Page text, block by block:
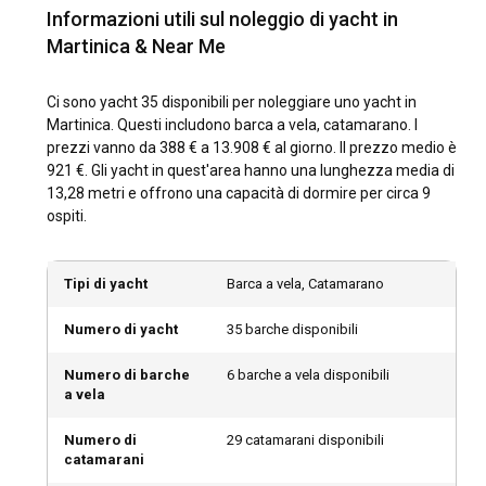
Quali sono le destinazioni e i percorsi popolari per
il noleggio di yacht in Martinica?
Caraibi, offrendo una miriade di luoghi pittoreschi. I percorsi
popolari per il noleggio di yacht in Martinica spesso partono
da Le Marin, navigando verso sud della Martinica con
fermate in luoghi tranquilli come Anse Dufour e il magnifico
Cap Chevalier. Un altro grande percorso ti porta a nord verso
i pittoreschi Les Trois Ilets e la spiaggia di Pointe du Bout.
sperimentare alcuni dei segreti meglio custoditi dei Caraibi.
in Martinica?
Il periodo migliore per noleggiare uno yacht in Martinica è tra
dicembre e aprile, quando l'isola gode di un clima tropicale
perfetto per la vela e le attività acquatiche. Tuttavia, i mesi
di bassa stagione da maggio a novembre possono essere
Informazioni utili sul noleggio di yacht in
Martinica & Near Me
Ci sono yacht 35 disponibili per noleggiare uno yacht in
Martinica. Questi includono barca a vela, catamarano. I
prezzi vanno da 388 € a 13.908 € al giorno. Il prezzo medio è
921 €. Gli yacht in quest'area hanno una lunghezza media di
13,28 metri e offrono una capacità di dormire per circa 9
ospiti.
Tipi di yacht Barca a vela, Catamarano
Numero di yacht 35 barche disponibili
Numero di barche
a vela
6 barche a vela disponibili
Numero di
catamarani
29 catamarani disponibili